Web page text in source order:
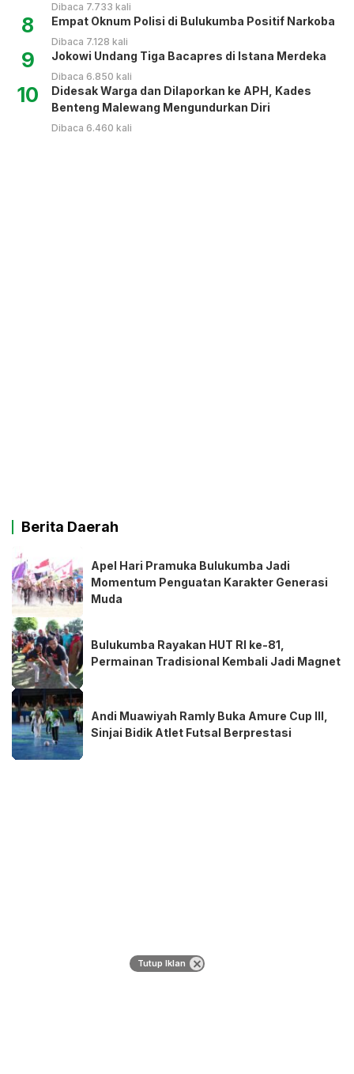
Dibaca 7.733 kali
8 Empat Oknum Polisi di Bulukumba Positif Narkoba
Dibaca 7.128 kali
9 Jokowi Undang Tiga Bacapres di Istana Merdeka
Dibaca 6.850 kali
10
Didesak Warga dan Dilaporkan ke APH, Kades
Benteng Malewang Mengundurkan Diri
Dibaca 6.460 kali
Berita Daerah
Apel Hari Pramuka Bulukumba Jadi
Momentum Penguatan Karakter Generasi
Muda
Bulukumba Rayakan HUT RI ke-81,
Permainan Tradisional Kembali Jadi Magnet
Andi Muawiyah Ramly Buka Amure Cup III,
Sinjai Bidik Atlet Futsal Berprestasi
Tutup Iklan